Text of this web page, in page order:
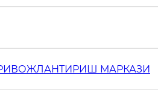
МАРКАЗИ